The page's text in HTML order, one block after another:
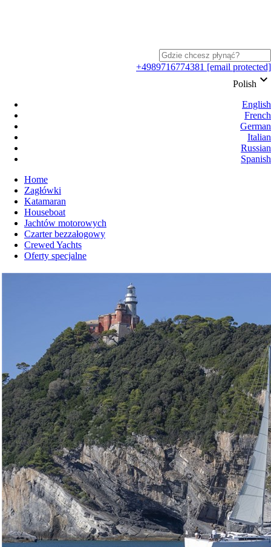
+4989716774381 [email protected]
Polish keyboard_arrow_down
English
French
German
Italian
Russian
Spanish
Home
Zagłówki
Katamaran
Houseboat
Jachtów motorowych
Czarter bezzałogowy
Crewed Yachts
Oferty specjalne